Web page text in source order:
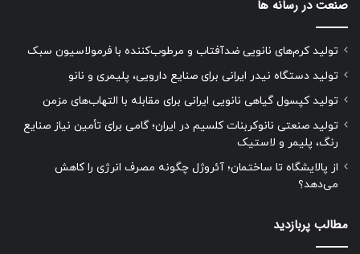
صنعت در رسانه ها
تولید کرم‌های نانویی ضدآفتاب و مرطوب‌کننده با فرمولاسیون سبک
تولید دستگاه نیدر ایرانی برای صنایع دارویی، پلیمری و نانو
تولید کپسول گیاهی نانویی ایرانی برای مقابله با التهاب‌های مزمن
تولید صنعتی نانوکربنات کلسیم در ایران؛ گامی برای تأمین نیاز صنایع
رنگ، پلیمر و لاستیک
از پالایشگاه تا ساختمان؛ آئروژل چگونه مصرف انرژی را کاهش
می‌دهد؟
مطالب پربازدید